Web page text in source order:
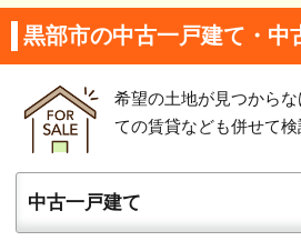
黒部市の中古一戸建て・中
希望の土地が見つから
ての賃貸なども併せて検
中古一戸建て